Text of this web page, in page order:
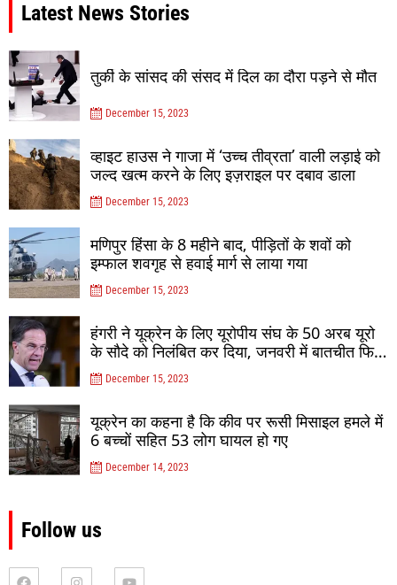
Latest News Stories
तुर्की के सांसद की संसद में दिल का दौरा पड़ने से मौत
December 15, 2023
व्हाइट हाउस ने गाजा में ‘उच्च तीव्रता’ वाली लड़ाई को
जल्द खत्म करने के लिए इज़राइल पर दबाव डाला
December 15, 2023
मणिपुर हिंसा के 8 महीने बाद, पीड़ितों के शवों को
इम्फाल शवगृह से हवाई मार्ग से लाया गया
December 15, 2023
हंगरी ने यूक्रेन के लिए यूरोपीय संघ के 50 अरब यूरो
के सौदे को निलंबित कर दिया, जनवरी में बातचीत फिर
से शुरू होगी
December 15, 2023
यूक्रेन का कहना है कि कीव पर रूसी मिसाइल हमले में
6 बच्चों सहित 53 लोग घायल हो गए
December 14, 2023
Follow us